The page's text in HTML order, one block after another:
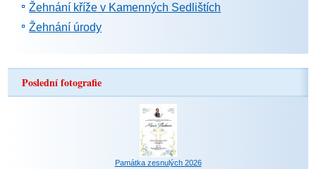
Žehnání kříže v Kamenných Sedlištích
Žehnání úrody
Poslední fotografie
Památka zesnulých 2026